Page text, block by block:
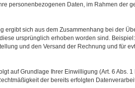
personenbezogenen Daten, im Rahmen der
ergibt sich aus dem Zusammenhang bei der
ursprünglich erhoben worden sind.
und den Versand der Rechnung und für
auf Grundlage Ihrer Einwilligung (Art. 6 Abs.
der bereits erfolgten